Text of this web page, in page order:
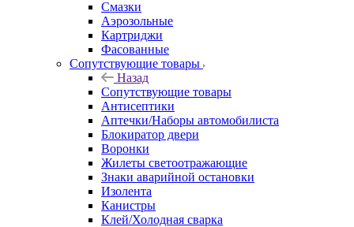
Назад
Охлаждающие и тормозные жидкости
Охлаждающие жидкости
Тормозные жидкости
Смазки
Назад
Смазки
Аэрозольные
Картриджи
Фасованные
Сопутствующие товары
Назад
Сопутствующие товары
Антисептики
Аптечки/Наборы автомобилиста